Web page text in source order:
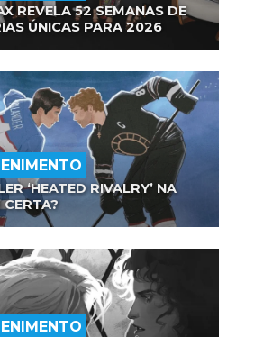
REVELA 52 SEMANAS DE
ÚNICAS PARA 2026
‘HEATED RIVALRY’ NA
CERTA?